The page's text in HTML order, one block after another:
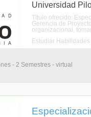
Universidad
Título ofrecido:
Gerencia de
organizacional,
Estudiar
- 2 Semestres - virtual